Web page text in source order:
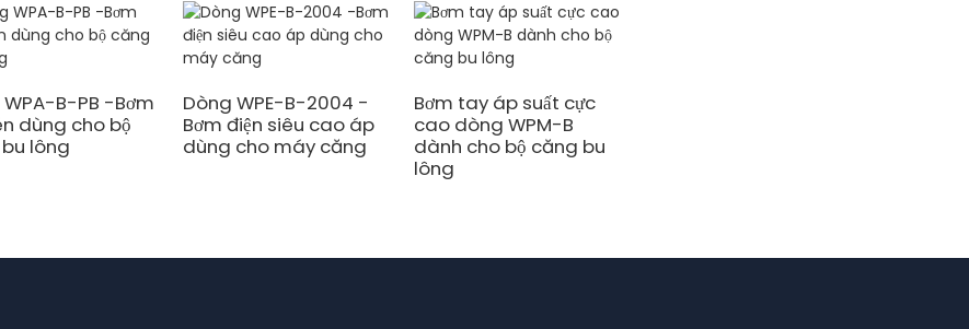
B-PB -Bơm
dùng cho bộ
lông
Dòng WPE-B-2004 -
Bơm điện siêu cao áp
dùng cho máy căng
Bơm tay áp suất cực
cao dòng WPM-B
dành cho bộ căng bu
lông